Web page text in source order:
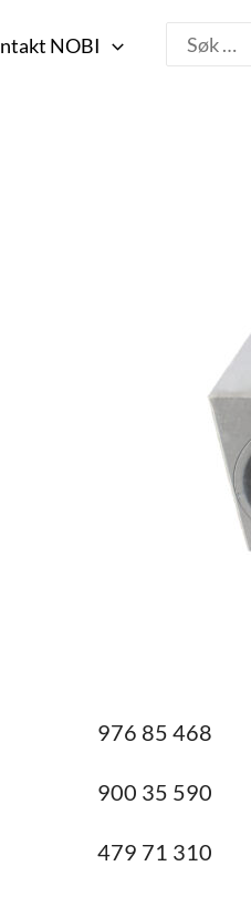
NOBI
Search
for:
976 85 468
900 35 590
479 71 310